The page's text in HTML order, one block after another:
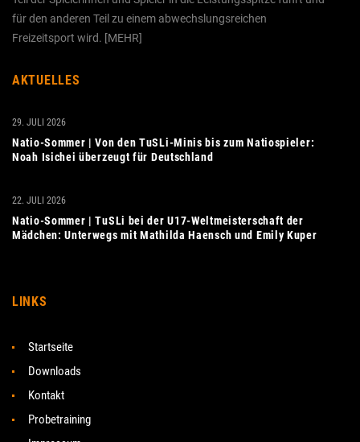
für den anderen Teil zu einem abwechslungs­reichen
Freizeitsport wird. [MEHR]
AKTUELLES
Natio-Sommer | Von den TuSLi-Minis bis zum Natiospieler:
Noah Isichei überzeugt für Deutschland
29. JULI 2026
Natio-Sommer | TuSLi bei der U17-Weltmeisterschaft der
Mädchen: Unterwegs mit Mathilda Haensch und Emily Kuper
22. JULI 2026
LINKS
Startseite
Downloads
Kontakt
Probetraining